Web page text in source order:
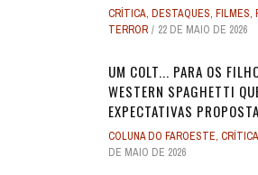
CRÍTICA, DESTAQUES, FILMES,
TERROR
22 DE MAIO DE 2026
UM COLT... PARA OS
WESTERN SPAGHETTI
EXPECTATIVAS
COLUNA DO FAROESTE, CRÍTICA
DE MAIO DE 2026